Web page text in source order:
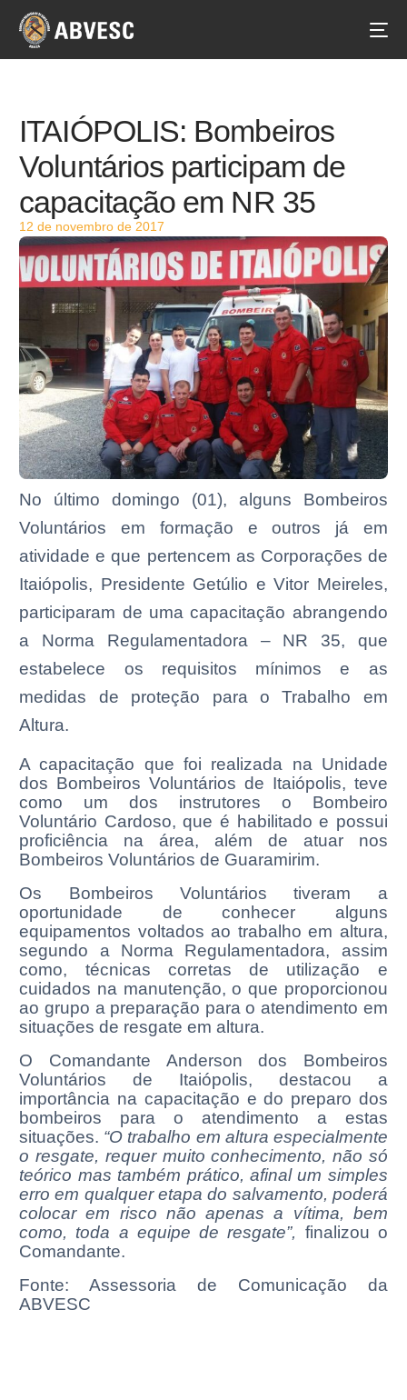
ITAIÓPOLIS: Bombeiros
Voluntários participam de
capacitação em NR 35
12 de novembro de 2017
No último domingo (01), alguns Bombeiros
Voluntários em formação e outros já em
atividade e que pertencem as Corporações de
Itaiópolis, Presidente Getúlio e Vitor Meireles,
participaram de uma capacitação abrangendo
a Norma Regulamentadora – NR 35, que
estabelece os requisitos mínimos e as
medidas de proteção para o Trabalho em
Altura.
A capacitação que foi realizada na Unidade
dos Bombeiros Voluntários de Itaiópolis, teve
como um dos instrutores o Bombeiro
Voluntário Cardoso, que é habilitado e possui
proficiência na área, além de atuar nos
Bombeiros Voluntários de Guaramirim.
Os Bombeiros Voluntários tiveram a
oportunidade de conhecer alguns
equipamentos voltados ao trabalho em altura,
segundo a Norma Regulamentadora, assim
como, técnicas corretas de utilização e
cuidados na manutenção, o que proporcionou
ao grupo a preparação para o atendimento em
situações de resgate em altura.
O Comandante Anderson dos Bombeiros
Voluntários de Itaiópolis, destacou a
importância na capacitação e do preparo dos
bombeiros para o atendimento a estas
situações. “O trabalho em altura especialmente
o resgate, requer muito conhecimento, não só
teórico mas também prático, afinal um simples
erro em qualquer etapa do salvamento, poderá
colocar em risco não apenas a vítima, bem
como, toda a equipe de resgate”, finalizou o
Comandante.
Fonte: Assessoria de Comunicação da
ABVESC